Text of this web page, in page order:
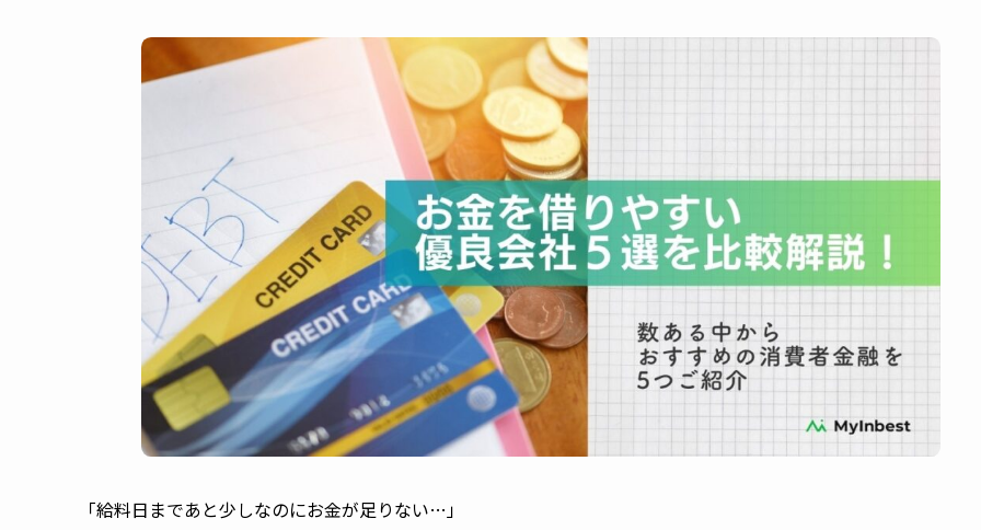
「給料日まであと少しなのにお金が足りない…」